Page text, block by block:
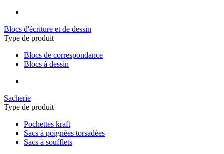
Blocs d'écriture et de dessin
Type de produit
Blocs de correspondance
Blocs à dessin
Sacherie
Type de produit
Pochettes kraft
Sacs à poignées torsadées
Sacs à soufflets